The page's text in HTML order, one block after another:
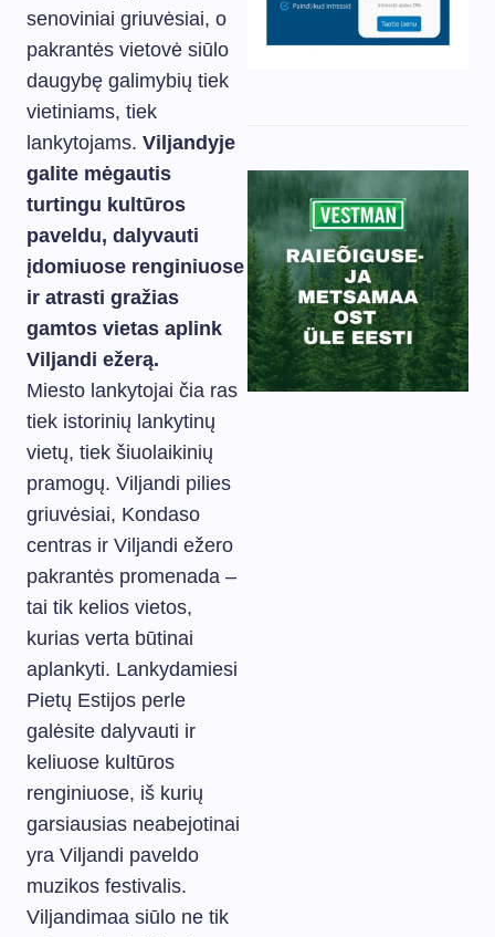
senoviniai griuvėsiai, o
pakrantės vietovė siūlo
daugybę galimybių tiek
vietiniams, tiek
lankytojams. Viljandyje
galite mėgautis
turtingu kultūros
paveldu, dalyvauti
įdomiuose renginiuose
ir atrasti gražias
gamtos vietas aplink
Viljandi ežerą.
Miesto lankytojai čia ras
tiek istorinių lankytinų
vietų, tiek šiuolaikinių
pramogų. Viljandi pilies
griuvėsiai, Kondaso
centras ir Viljandi ežero
pakrantės promenada –
tai tik kelios vietos,
kurias verta būtinai
aplankyti. Lankydamiesi
Pietų Estijos perle
galėsite dalyvauti ir
keliuose kultūros
renginiuose, iš kurių
garsiausias neabejotinai
yra Viljandi paveldo
muzikos festivalis.
Viljandimaa siūlo ne tik